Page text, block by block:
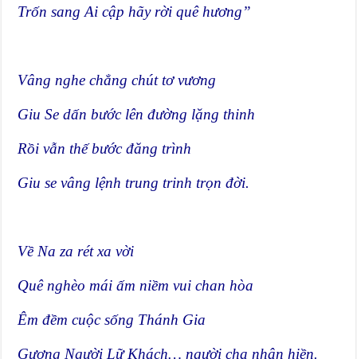
Trốn sang Ai cập hãy rời quê hương”
Vâng nghe chẳng chút tơ vương
Giu Se dấn bước lên đường lặng thinh
Rồi vẫn thế bước đăng trình
Giu se vâng lệnh trung trinh trọn đời.
Về Na za rét xa vời
Quê nghèo mái ấm niềm vui chan hòa
Êm đềm cuộc sống Thánh Gia
Gương Người Lữ Khách… người cha nhân hiền.